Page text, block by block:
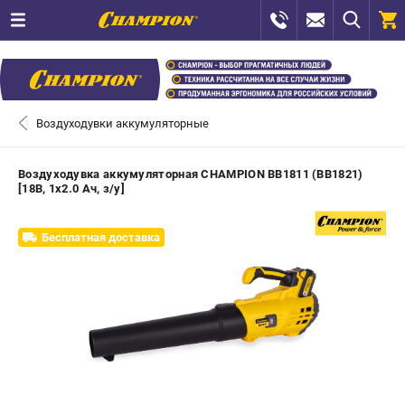
КАТАЛОГ
ЗАКАЗАТЬ ЗАПЧАСТЬ
+7 (8112) 59-12-69
0
Воздуходувки аккумуляторные
Воздуходувка аккумуляторная CHAMPION BB1811 (BB1821)
[18В, 1х2.0 Ач, з/у]
Бесплатная доставка